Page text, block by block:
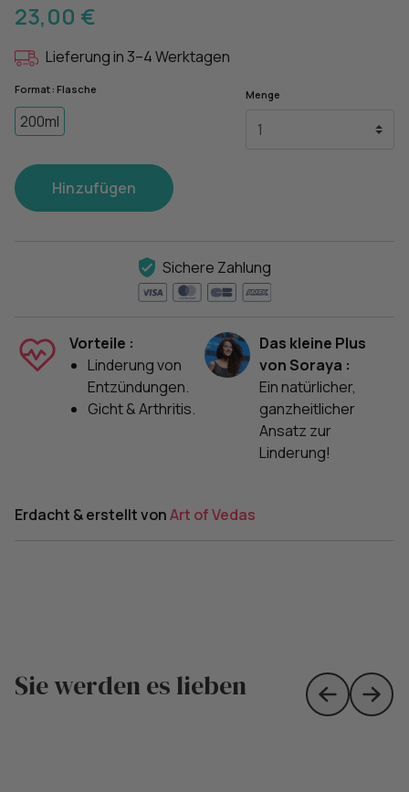
23,00 €
Lieferung in 3–4 Werktagen
Format : Flasche
200ml
Menge
Hinzufügen
Sichere Zahlung
Vorteile :
Linderung von
Entzündungen.
Gicht & Arthritis.
Das kleine Plus
von Soraya :
Ein natürlicher,
ganzheitlicher
Ansatz zur
Linderung!
Erdacht & erstellt vonArt of Vedas
Sie werden es lieben
Skip toSkip